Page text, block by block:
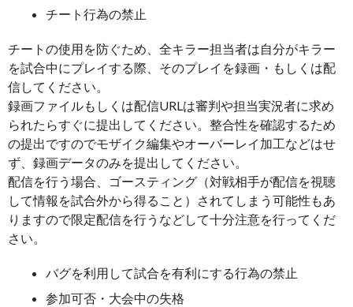
チート行為の禁止
チートの使用を防ぐため、全キラー担当者は自分がキラー
を試合中にプレイする際、そのプレイを録画・もしくは配
信してください。
録画ファイルもしくは配信URLは審判や担当実況者に求め
られたらすぐに提出してください。整合性を確認するため
の提出ですのでモザイク編集やオーバーレイ加工などはせ
ず、録画データのみを提出してください。
配信を行う場合、ゴースティング（対戦相手が配信を視聴
して情報を試合外から得ること）されてしまう可能性もあ
りますので限定配信を行うなどして十分注意を行ってくだ
さい。
バグを利用して試合を有利にする行為の禁止
参加可否・大会中の失格